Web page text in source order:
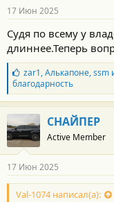
о
т
и
:
17 Июн 2025
Судя по всему у
длиннее.Теперь
Б
л
а
г
о
д
а
р
о
с
т
zar1,Алькапоне,ssm
благодарность
СНАЙПЕР
Active Member
17 Июн 2025
Val-1074 написал(а):